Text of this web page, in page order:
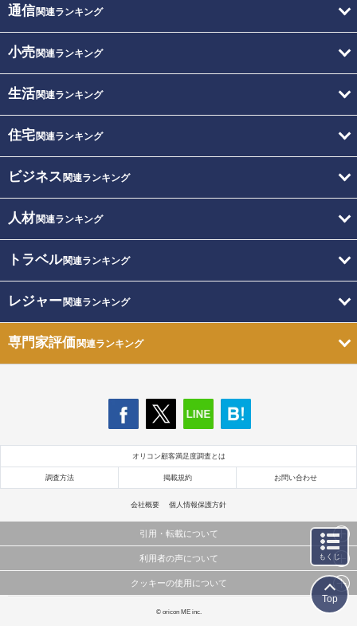
通信関連ランキング
小売関連ランキング
生活関連ランキング
住宅関連ランキング
ビジネス 関連ランキング
人材関連ランキング
トラベル関連ランキング
レジャー関連ランキング
専門家評価関連ランキング
オリコン顧客満足度調査とは
調査方法 掲載規約 お問い合わせ
会社概要 個人情報保護方針
引用・転載について
当サイトで公開されている情報（文字、写真、イラスト、画像データ等）及びこれらの配置・
これらの情報を権利者の許可なく無断転載・複製などの二次利用を行うことは固く禁じており
利用者の声について
当サイトに掲載している内容はすべてサービスの利用者が提出された見解・感想です。
弊社の見解・ 意見ではないことをご理解いただいた上でご覧ください。
クッキーの使用について
このサイトでは Cookie を使用して、ユーザーに合わせたコンテンツや広告の表示、ソーシャル
© oricon ME inc.
もくじ
Top